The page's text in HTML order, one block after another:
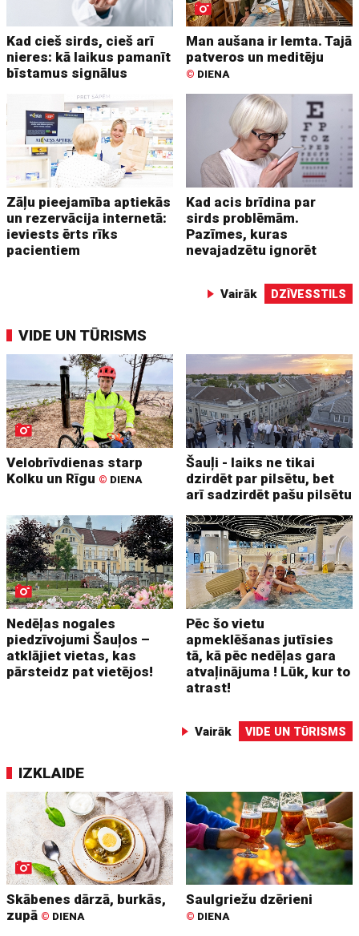
Kad cieš sirds, cieš arī
nieres: kā laikus pamanīt
bīstamus signālus
Man aušana ir lemta. Tajā
patveros un meditēju
© DIENA
Zāļu pieejamība aptiekās
un rezervācija internetā:
ieviests ērts rīks
pacientiem
Kad acis brīdina par
sirds problēmām.
Pazīmes, kuras
nevajadzētu ignorēt
Vairāk DZĪVESSTILS
VIDE UN TŪRISMS
Velobrīvdienas starp
Kolku un Rīgu © DIENA
Šauļi - laiks ne tikai
dzirdēt par pilsētu, bet
arī sadzirdēt pašu pilsētu
Nedēļas nogales
piedzīvojumi Šauļos –
atklājiet vietas, kas
pārsteidz pat vietējos!
Pēc šo vietu
apmeklēšanas jutīsies
tā, kā pēc nedēļas gara
atvaļinājuma ! Lūk, kur to
atrast!
Vairāk VIDE UN TŪRISMS
IZKLAIDE
Skābenes dārzā, burkās,
zupā © DIENA
Saulgriežu dzērieni
© DIENA